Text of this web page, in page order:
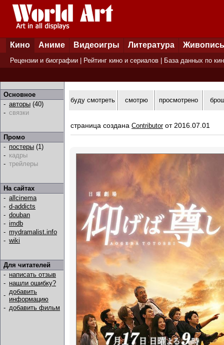
Кино Аниме Видеоигры Литература Живопись
Рецензии и биографии Рейтинг кино и сериалов База данных по
Основное
- авторы (40)
- связки
Промо
- постеры (1)
- кадры
- трейлеры
На сайтах
- allcinema
- d-addicts
- douban
- imdb
- mydramalist.info
- wiki
Для читателей
- написать отзыв
- нашли ошибку?
- добавить
информацию
- добавить фильм
буду смотреть смотрю просмотрено
страница создана Contributorот 2016.07.01